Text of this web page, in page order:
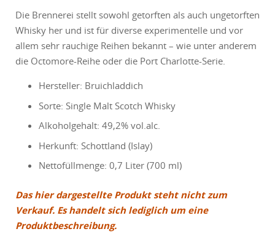
Die Brennerei stellt sowohl getorften als auch ungetorften
Whisky her und ist für diverse experimentelle und vor
allem sehr rauchige Reihen bekannt – wie unter anderem
die Octomore-Reihe oder die Port Charlotte-Serie.
Hersteller: Bruichladdich
Sorte: Single Malt Scotch Whisky
Alkoholgehalt: 49,2% vol.alc.
Herkunft: Schottland (Islay)
Nettofüllmenge: 0,7 Liter (700 ml)
Das hier dargestellte Produkt steht nicht zum
Verkauf. Es handelt sich lediglich um eine
Produktbeschreibung.